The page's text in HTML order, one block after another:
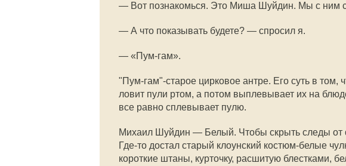
— Вот познакомься. Это Миша Шуйдин. Мы с ним
— А что показывать будете? — спросил я.
— «Пум-гам».
"Пум-гам"-старое цирковое антре. Его суть в том,
ловит пули ртом, а потом выплевывает их на
все равно сплевывает пулю.
Михаил Шуйдин — Белый. Чтобы скрыть следы от
Где-то достал старый клоунский костюм-белые
короткие штаны, курточку, расшитую блестками,